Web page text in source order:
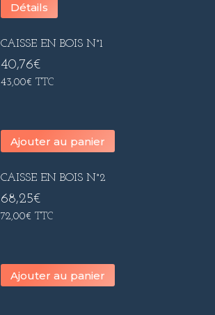
Détails
CAISSE EN BOIS N°1
40,76€
43,00€ TTC
Ajouter au panier
CAISSE EN BOIS N°2
68,25€
72,00€ TTC
Ajouter au panier